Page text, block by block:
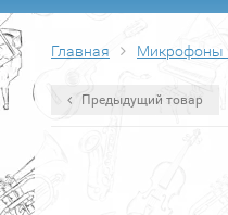
Главная Микрофоны
Предыдущий товар